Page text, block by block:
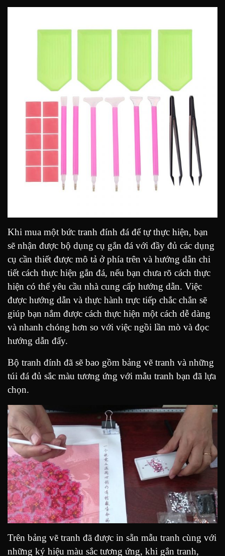
Khi mua một bức tranh đính đá để tự thực hiện, bạn
sẽ nhận được bộ dụng cụ gắn đá với đầy đủ các dụng
cụ cần thiết được mô tả ở phía trên và hướng dẫn chi
tiết cách thực hiện gắn đá, nếu bạn chưa rõ cách thực
hiện có thể yêu cầu nhà cung cấp hướng dẫn. Việc
được hướng dẫn và thực hành trực tiếp chắc chắn sẽ
giúp bạn nắm được cách thực hiện một cách dễ dàng
và nhanh chóng hơn so với việc ngồi lần mò và đọc
hướng dẫn đấy.
Bộ tranh đính đã sẽ bao gồm bảng vẽ tranh và những
túi đá đủ sắc màu tương ứng với mẫu tranh bạn đã lựa
chọn.
Trên bảng vẽ tranh đã được in sẵn mẫu tranh cùng với
những ký hiệu màu sắc tương ứng, khi gắn tranh,